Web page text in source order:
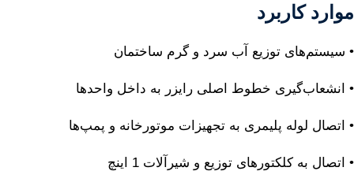
موارد کاربرد
• سیستم‌های توزیع آب سرد و گرم ساختمان
• انشعاب‌گیری خطوط اصلی رایزر به داخل واحدها
• اتصال لوله پلیمری به تجهیزات موتورخانه و پمپ‌ها
• اتصال به کلکتورهای توزیع و شیرآلات 1 اینچ